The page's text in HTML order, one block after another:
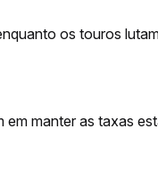
os touros
manter as taxas